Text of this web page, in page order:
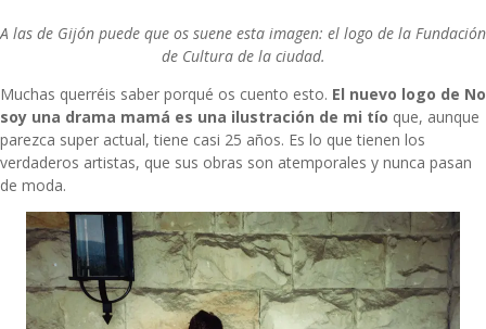
A las de Gijón puede que os suene esta imagen: el logo de la Fundación
de Cultura de la ciudad.
Muchas querréis saber porqué os cuento esto. El nuevo logo de No
soy una drama mamá es una ilustración de mi tío que, aunque
parezca super actual, tiene casi 25 años. Es lo que tienen los
verdaderos artistas, que sus obras son atemporales y nunca pasan
de moda.